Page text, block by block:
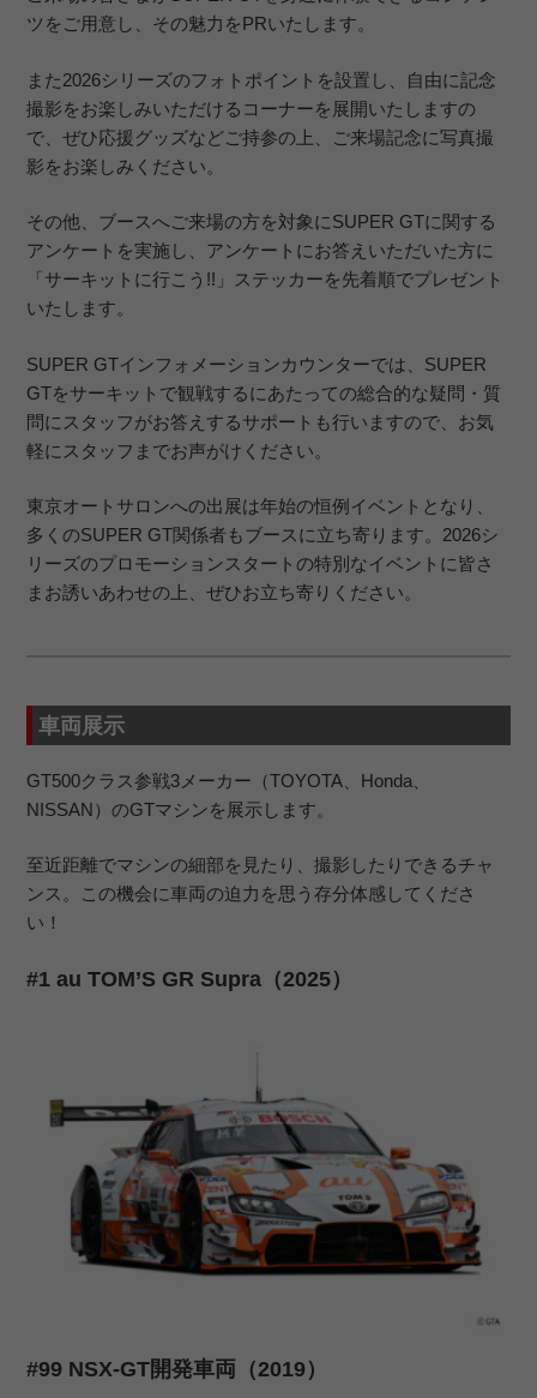
ツをご用意し、その魅力をPRいたします。
また2026シリーズのフォトポイントを設置し、自由に記念
撮影をお楽しみいただけるコーナーを展開いたしますの
で、ぜひ応援グッズなどご持参の上、ご来場記念に写真撮
影をお楽しみください。
その他、ブースへご来場の方を対象にSUPER GTに関する
アンケートを実施し、アンケートにお答えいただいた方に
「サーキットに行こう!!」ステッカーを先着順でプレゼント
いたします。
SUPER GTインフォメーションカウンターでは、SUPER
GTをサーキットで観戦するにあたっての総合的な疑問・質
問にスタッフがお答えするサポートも行いますので、お気
軽にスタッフまでお声がけください。
東京オートサロンへの出展は年始の恒例イベントとなり、
多くのSUPER GT関係者もブースに立ち寄ります。2026シ
リーズのプロモーションスタートの特別なイベントに皆さ
まお誘いあわせの上、ぜひお立ち寄りください。
車両展示
GT500クラス参戦3メーカー（TOYOTA、Honda、
NISSAN）のGTマシンを展示します。
至近距離でマシンの細部を見たり、撮影したりできるチャ
ンス。この機会に車両の迫力を思う存分体感してくださ
い！
#1 au TOM’S GR Supra（2025）
#99 NSX-GT開発車両（2019）